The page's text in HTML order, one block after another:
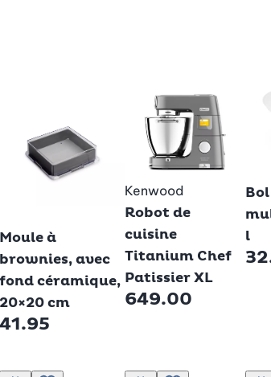
Moule à
brownies, avec
fond céramique,
20×20 cm
41.95
Kenwood
Robot de
cuisine
Titanium Chef
Patissier XL
649.00
l